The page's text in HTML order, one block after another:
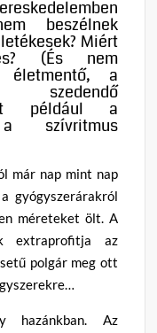
beszélnek
Miért
(És nem
életmentő, a
például a
szívritmus
már nap mint nap
gyógyszerárakról
méreteket ölt. A
extraprofitja az
polgár meg ott
hazánkban. Az